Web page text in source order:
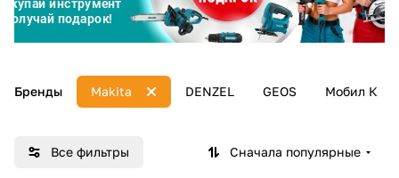
Бренды DENZEL GEOS Мобил К
Makita
Все фильтры Сначала популярные
График платежей
25%